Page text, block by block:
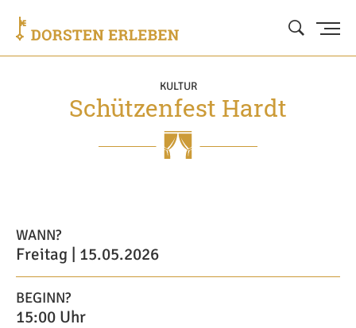
KULTUR
Schützenfest Hardt
WANN?
Freitag | 15.05.2026
BEGINN?
15:00 Uhr